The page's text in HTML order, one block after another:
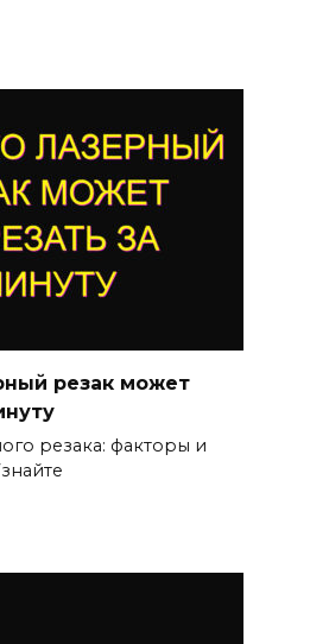
резак может
резака: факторы и